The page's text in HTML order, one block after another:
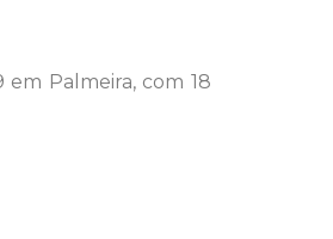
Palmeira, com 18